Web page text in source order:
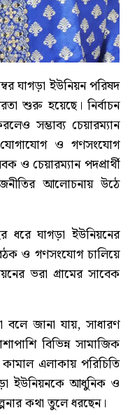
ঘাগড়া ইউনিয়ন পরিষদ
শুরু হয়েছে। নির্বাচন
সম্ভাব্য চেয়ারম্যান
যোগাযোগ ও গণসংযোগ
চেয়ারম্যান পদপ্রার্থী
আলোচনায় উঠে
ধরে ঘাগড়া ইউনিয়নের
ও গণসংযোগ চালিয়ে
ভরা গ্রামের সাবেক
জানা যায়, সাধারণ
বিভিন্ন সামাজিক
এলাকায় পরিচিতি
ইউনিয়নকে আধুনিক ও
কথা তুলে ধরছেন।